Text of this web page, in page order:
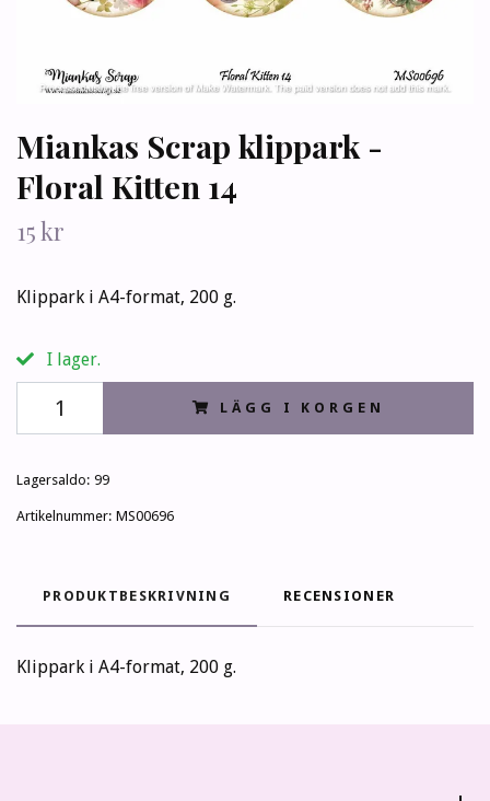
Miankas Scrap klippark -
Floral Kitten 14
15 kr
Klippark i A4-format, 200 g.
I lager.
LÄGG I KORGEN
Lagersaldo: 99
Artikelnummer: MS00696
PRODUKTBESKRIVNING RECENSIONER
Klippark i A4-format, 200 g.